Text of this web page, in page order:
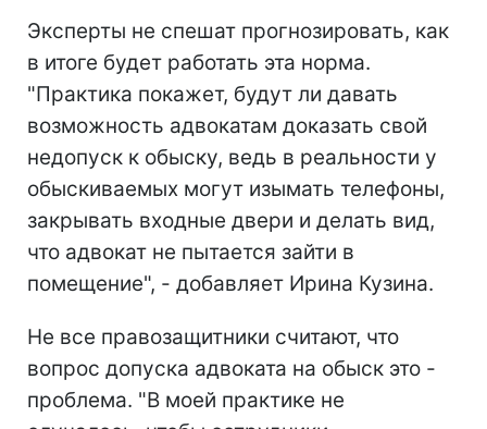
Эксперты не спешат прогнозировать, как
в итоге будет работать эта норма.
"Практика покажет, будут ли давать
возможность адвокатам доказать свой
недопуск к обыску, ведь в реальности у
обыскиваемых могут изымать телефоны,
закрывать входные двери и делать вид,
что адвокат не пытается зайти в
помещение", - добавляет Ирина Кузина.
Не все правозащитники считают, что
вопрос допуска адвоката на обыск это -
проблема. "В моей практике не